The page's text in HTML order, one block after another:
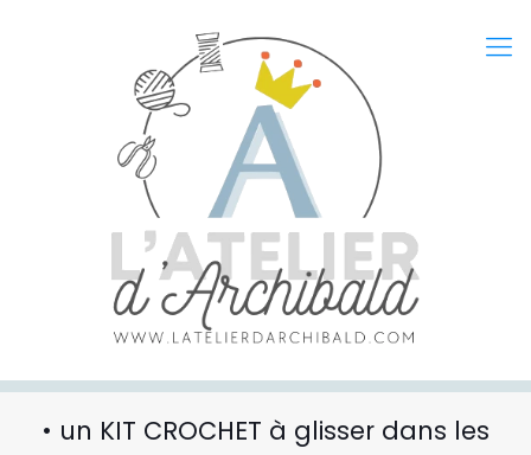
• un KIT CROCHET à glisser dans les